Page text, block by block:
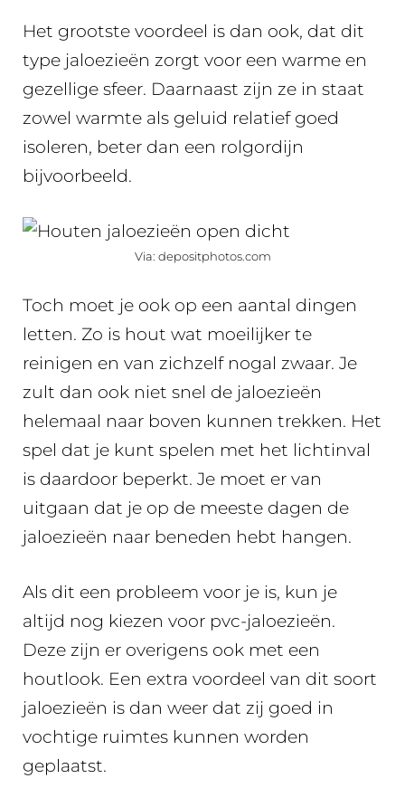
Het grootste voordeel is dan ook, dat dit
type jaloezieën zorgt voor een warme en
gezellige sfeer. Daarnaast zijn ze in staat
zowel warmte als geluid relatief goed
isoleren, beter dan een rolgordijn
bijvoorbeeld.
Via: depositphotos.com
Toch moet je ook op een aantal dingen
letten. Zo is hout wat moeilijker te
reinigen en van zichzelf nogal zwaar. Je
zult dan ook niet snel de jaloezieën
helemaal naar boven kunnen trekken. Het
spel dat je kunt spelen met het lichtinval
is daardoor beperkt. Je moet er van
uitgaan dat je op de meeste dagen de
jaloezieën naar beneden hebt hangen.
Als dit een probleem voor je is, kun je
altijd nog kiezen voor pvc-jaloezieën.
Deze zijn er overigens ook met een
houtlook. Een extra voordeel van dit soort
jaloezieën is dan weer dat zij goed in
vochtige ruimtes kunnen worden
geplaatst.